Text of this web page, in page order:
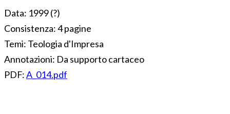
Data: 1999 (?)
Consistenza:4 pagine
Temi: Teologia d'Impresa
Annotazioni: Da supporto cartaceo
PDF:A_014.pdf